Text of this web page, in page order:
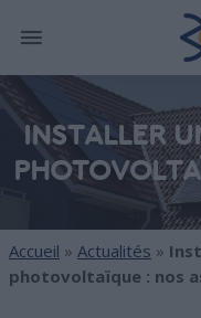
INSTALLER
Accueil » Actualités »
photovoltaïque : nos